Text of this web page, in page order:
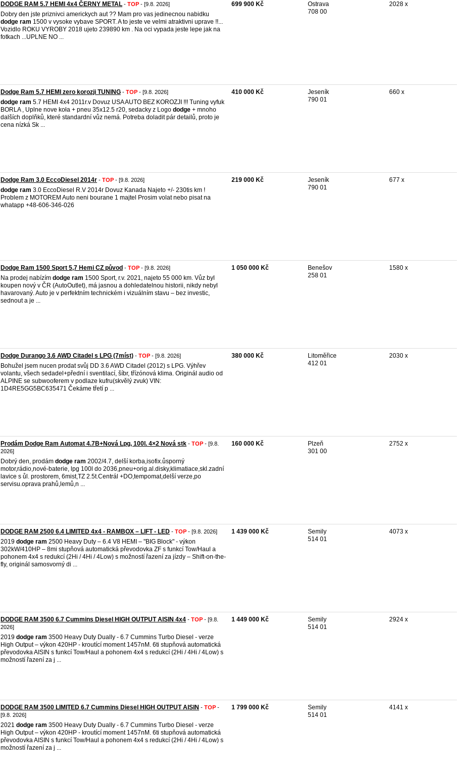
DODGE RAM 5.7 HEMI 4x4 ČERNY METAL - TOP - [9.8. 2026]
Dobry den jste priznivci americkych aut ?? Mam pro vas jedinecnou nabidku
dodge ram 1500 v vysoke vybave SPORT. A to jeste ve velmi atraktivni uprave !!...
Vozidlo ROKU VYROBY 2018 ujeto 239890 km . Na oci vypada jeste lepe jak na
fotkach ...UPLNE NO ...
699 900 Kč
Ostrava
708 00
2028 x
Dodge Ram 5.7 HEMI zero korozji TUNING - TOP - [9.8. 2026]
dodge ram 5.7 HEMI 4x4 2011r.v Dovuz USA AUTO BEZ KOROZJI !!! Tuning vyfuk
BORLA , Uplne nove koła + pneu 35x12.5 r20, sedacky z Logo dodge + mnoho
dalších doplňků, které standardní vůz nemá. Potreba doladit pár detailů, proto je
cena nízká Sk ...
410 000 Kč
Jeseník
790 01
660 x
Dodge Ram 3.0 EccoDiesel 2014r - TOP - [9.8. 2026]
dodge ram 3.0 EccoDiesel R.V 2014r Dovuz Kanada Najeto +/- 230tis km !
Problem z MOTOREM Auto neni bourane 1 majtel Prosim volat nebo pisat na
whatapp +48-606-346-026
219 000 Kč
Jeseník
790 01
677 x
Dodge Ram 1500 Sport 5,7 Hemi CZ původ - TOP - [9.8. 2026]
Na prodej nabízím dodge ram 1500 Sport, r.v. 2021, najeto 55 000 km. Vůz byl
koupen nový v ČR (AutoOutlet), má jasnou a dohledatelnou historii, nikdy nebyl
havarovaný. Auto je v perfektním technickém i vizuálním stavu – bez investic,
sednout a je ...
1 050 000 Kč
Benešov
258 01
1580 x
Dodge Durango 3.6 AWD Citadel s LPG (7míst) - TOP - [9.8. 2026]
Bohužel jsem nucen prodat svůj DD 3.6 AWD Citadel (2012) s LPG. Výhřev
volantu, všech sedadel+přední i sventilací, šíbr, třízónová klima. Originál audio od
ALPINE se subwooferem v podlaze kufru(skvělý zvuk) VIN:
1D4RE5GG5BC635471 Čekáme třetí p ...
380 000 Kč
Litoměřice
412 01
2030 x
Prodám Dodge Ram Automat 4.7B+Nová Lpg, 100l. 4×2 Nová stk - TOP - [9.8.
2026]
Dobrý den, prodám dodge ram 2002/4.7, delší korba,isofix.ůsporný
motor,rádio,nové-baterie, lpg 100l do 2036,pneu+orig.al.disky,klimatiace,skl.zadní
lavice s ůl. prostorem, 6mist,TZ 2.5t.Centrál +DO,tempomat,delší verze,po
servisu.oprava prahů,lemů,n ...
160 000 Kč
Plzeň
301 00
2752 x
DODGE RAM 2500 6.4 LIMITED 4x4 - RAMBOX – LIFT - LED - TOP - [9.8. 2026]
2019 dodge ram 2500 Heavy Duty – 6.4 V8 HEMI – "BIG Block" - výkon
302kW/410HP – 8mi stupňová automatická převodovka ZF s funkcí Tow/Haul a
pohonem 4x4 s redukcí (2Hi / 4Hi / 4Low) s možností řazení za jízdy – Shift-on-the-
fly, originál samosvorný di ...
1 439 000 Kč
Semily
514 01
4073 x
DODGE RAM 3500 6.7 Cummins Diesel HIGH OUTPUT AISIN 4x4 - TOP - [9.8.
2026]
2019 dodge ram 3500 Heavy Duty Dually - 6.7 Cummins Turbo Diesel - verze
High Output – výkon 420HP - kroutící moment 1457nM. 6ti stupňová automatická
převodovka AISIN s funkcí Tow/Haul a pohonem 4x4 s redukcí (2Hi / 4Hi / 4Low) s
možností řazení za j ...
1 449 000 Kč
Semily
514 01
2924 x
DODGE RAM 3500 LIMITED 6.7 Cummins Diesel HIGH OUTPUT AISIN - TOP -
[9.8. 2026]
2021 dodge ram 3500 Heavy Duty Dually - 6.7 Cummins Turbo Diesel - verze
High Output – výkon 420HP - kroutící moment 1457nM. 6ti stupňová automatická
převodovka AISIN s funkcí Tow/Haul a pohonem 4x4 s redukcí (2Hi / 4Hi / 4Low) s
možností řazení za j ...
1 799 000 Kč
Semily
514 01
4141 x